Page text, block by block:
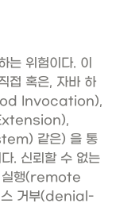
는 위험이다. 이
접 혹은, 자바 하
Invocation),
같은) 을 통
. 신뢰할 수 없는
실행(remote
거부(denial-